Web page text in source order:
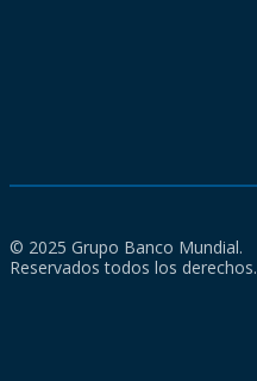
© 2025 Grupo Banco Mundial.
Reservados todos los derechos.